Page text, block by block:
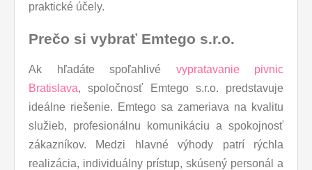
praktické účely.
Prečo si vybrať Emtego s.r.o.
Ak hľadáte spoľahlivé vypratavanie pivnic
Bratislava, spoločnosť Emtego s.r.o. predstavuje
ideálne riešenie. Emtego sa zameriava na kvalitu
služieb, profesionálnu komunikáciu a spokojnosť
zákazníkov. Medzi hlavné výhody patrí rýchla
realizácia, individuálny prístup, skúsený personál a